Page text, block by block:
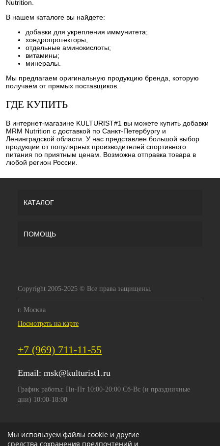
Nutrition.
В нашем каталоге вы найдете:
добавки для укрепления иммунитета;
хондропротекторы;
отдельные аминокислоты;
витамины;
минералы.
Мы предлагаем оригинальную продукцию бренда, которую
получаем от прямых поставщиков.
ГДЕ КУПИТЬ
В интернет-магазине KULTURIST#1 вы можете купить добавки
MRM Nutrition с доставкой по Санкт-Петербургу и
Ленинградской области. У нас представлен большой выбор
продукции от популярных производителей спортивного
питания по приятным ценам. Возможна отправка товара в
любой регион России.
КАТАЛОГ
ПОМОЩЬ
Copyright 2005-2025 © Все права защищены.
г. Москва
Посмотреть на карте
+7 (969) 711-11-55
Email: msk@kulturist1.ru
График работы: Пн-Пт 10:00-20:00 Сб-Вс (и праздничные
дни) 10:00-18:00
Мы используем файлы cookie и другие
средства сохранения предпочтений и